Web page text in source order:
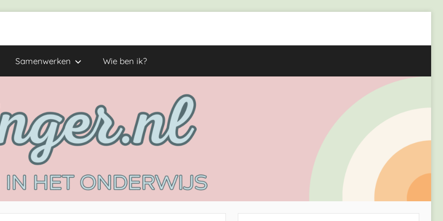
Samenwerken Wie ben ik?